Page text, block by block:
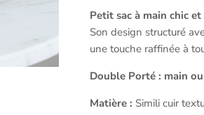
Petit sac à main chic
Son design structuré
une touche raffinée à
Double Porté : main
Matière : Simili cuir